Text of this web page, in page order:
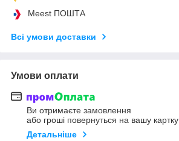
Meest ПОШТА
Всі умови доставки
Умови оплати
Ви отримаєте замовлення
або гроші повернуться на вашу картку
Детальніше